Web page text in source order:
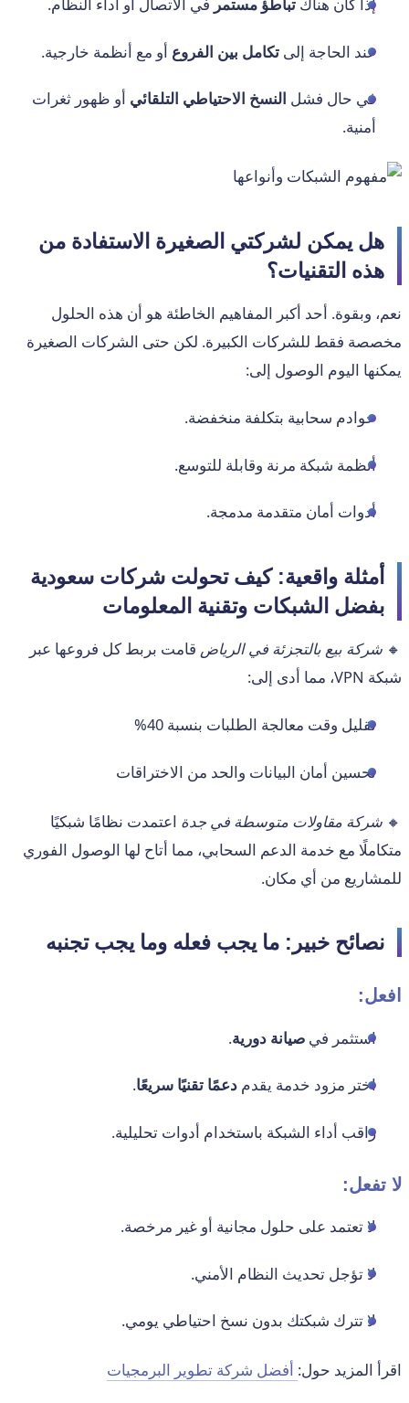
عند الحاجة إلىتكامل بين الفروع أو مع أنظمة خارجية.
في حال فشل النسخ الاحتياطي التلقائي أو ظهور ثغرات
أمنية.
هل يمكن لشركتي الصغيرة الاستفادة من
هذه التقنيات؟
نعم، وبقوة. أحد أكبر المفاهيم الخاطئة هو أن هذه الحلول
مخصصة فقط للشركات الكبيرة. لكن حتى الشركات الصغيرة
يمكنها اليوم الوصول إلى:
خوادم سحابية بتكلفة منخفضة.
أنظمة شبكة مرنة وقابلة للتوسع.
أدوات أمان متقدمة مدمجة.
أمثلة واقعية: كيف تحولت شركات سعودية
بفضل الشبكات وتقنية المعلومات
🔸 شركة بيع بالتجزئة في الرياض قامت بربط كل فروعها عبر
شبكة VPN، مما أدى إلى:
تقليل وقت معالجة الطلبات بنسبة 40%
تحسين أمان البيانات والحد من الاختراقات
🔸 شركة مقاولات متوسطة في جدة اعتمدت نظامًا شبكيًا
متكاملًا مع خدمة الدعم السحابي، مما أتاح لها الوصول الفوري
للمشاريع من أي مكان.
نصائح خبير: ما يجب فعله وما يجب تجنبه
افعل:
استثمر فيصيانة دورية.
اختر مزود خدمة يقدمدعمًا تقنيًا سريعًا.
راقب أداء الشبكة باستخدام أدوات تحليلية.
لا تفعل:
لا تعتمد على حلول مجانية أو غير مرخصة.
لا تؤجل تحديث النظام الأمني.
لا تترك شبكتك بدون نسخ احتياطي يومي.
اقرأ المزيد حول: أفضل شركة تطوير البرمجيات